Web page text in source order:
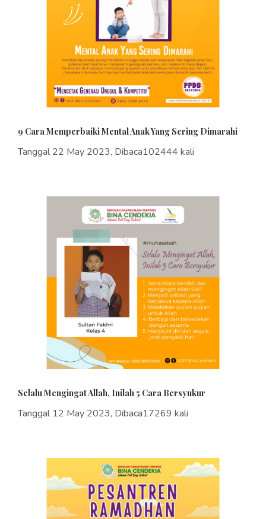
9 Cara Memperbaiki Mental Anak Yang Sering Dimarahi
Tanggal 22 May 2023, Dibaca102444 kali
Selalu Mengingat Allah, Inilah 5 Cara Bersyukur
Tanggal 12 May 2023, Dibaca17269 kali